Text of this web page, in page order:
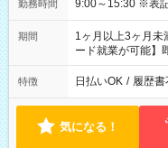
勤務時間 9:00～
期間
1ヶ月以上3ヶ月未
ード就業が可能】
特徴 日払いOK / 履歴書
気になる！